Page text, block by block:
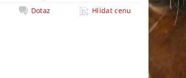
Dotaz Hlídat cenu